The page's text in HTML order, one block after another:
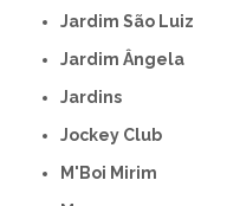
Jardim São Luiz
Jardim Ângela
Jardins
Jockey Club
M'Boi Mirim